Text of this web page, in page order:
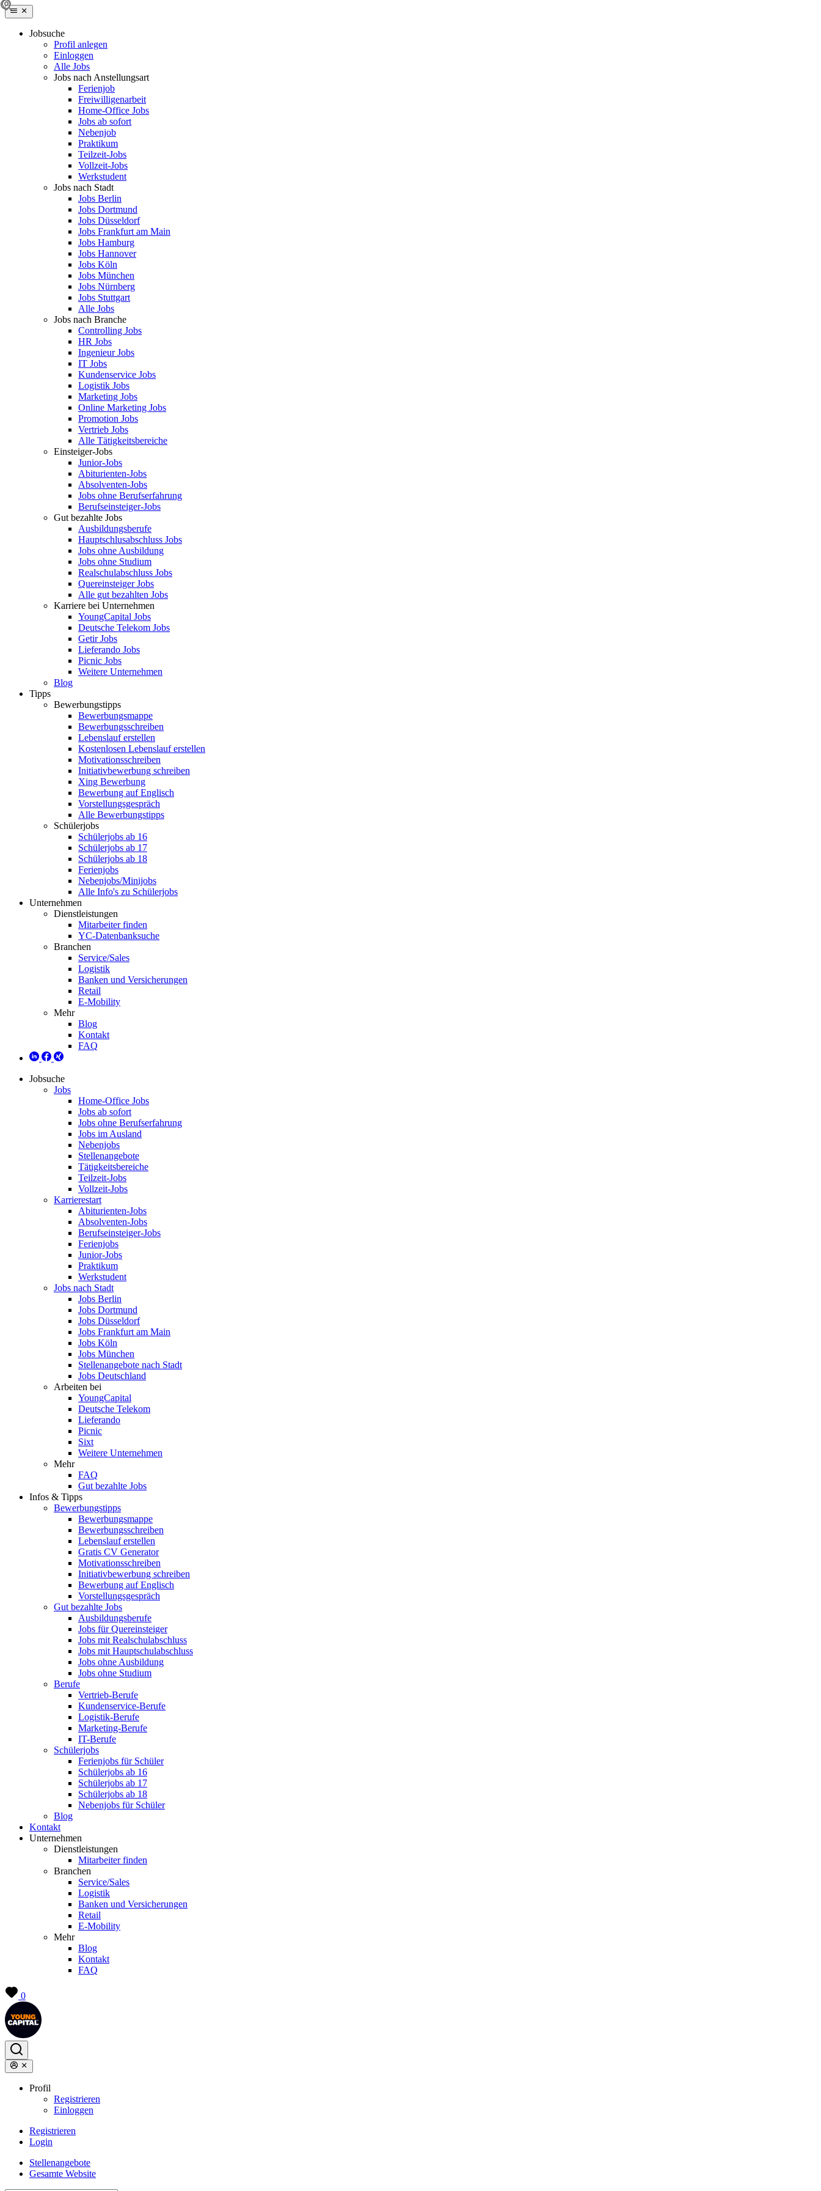
Jobsuche
Profil anlegen
Einloggen
Alle Jobs
Jobs nach Anstellungsart
Ferienjob
Freiwilligenarbeit
Home-Office Jobs
Jobs ab sofort
Nebenjob
Praktikum
Teilzeit-Jobs
Vollzeit-Jobs
Werkstudent
Jobs nach Stadt
Jobs Berlin
Jobs Dortmund
Jobs Düsseldorf
Jobs Frankfurt am Main
Jobs Hamburg
Jobs Hannover
Jobs Köln
Jobs München
Jobs Nürnberg
Jobs Stuttgart
Alle Jobs
Jobs nach Branche
Controlling Jobs
HR Jobs
Ingenieur Jobs
IT Jobs
Kundenservice Jobs
Logistik Jobs
Marketing Jobs
Online Marketing Jobs
Promotion Jobs
Vertrieb Jobs
Alle Tätigkeitsbereiche
Einsteiger-Jobs
Junior-Jobs
Abiturienten-Jobs
Absolventen-Jobs
Jobs ohne Berufserfahrung
Berufseinsteiger-Jobs
Gut bezahlte Jobs
Ausbildungsberufe
Hauptschlusabschluss Jobs
Jobs ohne Ausbildung
Jobs ohne Studium
Realschulabschluss Jobs
Quereinsteiger Jobs
Alle gut bezahlten Jobs
Karriere bei Unternehmen
YoungCapital Jobs
Deutsche Telekom Jobs
Getir Jobs
Lieferando Jobs
Picnic Jobs
Weitere Unternehmen
Blog
Tipps
Bewerbungstipps
Bewerbungsmappe
Bewerbungsschreiben
Lebenslauf erstellen
Kostenlosen Lebenslauf erstellen
Motivationsschreiben
Initiativbewerbung schreiben
Xing Bewerbung
Bewerbung auf Englisch
Vorstellungsgespräch
Alle Bewerbungstipps
Schülerjobs
Schülerjobs ab 16
Schülerjobs ab 17
Schülerjobs ab 18
Ferienjobs
Nebenjobs/Minijobs
Alle Info's zu Schülerjobs
Unternehmen
Dienstleistungen
Mitarbeiter finden
YC-Datenbanksuche
Branchen
Service/Sales
Logistik
Banken und Versicherungen
Retail
E-Mobility
Mehr
Blog
Kontakt
FAQ
Jobsuche
Jobs
Home-Office Jobs
Jobs ab sofort
Jobs ohne Berufserfahrung
Jobs im Ausland
Nebenjobs
Stellenangebote
Tätigkeitsbereiche
Teilzeit-Jobs
Vollzeit-Jobs
Karrierestart
Abiturienten-Jobs
Absolventen-Jobs
Berufseinsteiger-Jobs
Ferienjobs
Junior-Jobs
Praktikum
Werkstudent
Jobs nach Stadt
Jobs Berlin
Jobs Dortmund
Jobs Düsseldorf
Jobs Frankfurt am Main
Jobs Köln
Jobs München
Stellenangebote nach Stadt
Jobs Deutschland
Arbeiten bei
YoungCapital
Deutsche Telekom
Lieferando
Picnic
Sixt
Weitere Unternehmen
Mehr
FAQ
Gut bezahlte Jobs
Infos & Tipps
Bewerbungstipps
Bewerbungsmappe
Bewerbungsschreiben
Lebenslauf erstellen
Gratis CV Generator
Motivationsschreiben
Initiativbewerbung schreiben
Bewerbung auf Englisch
Vorstellungsgespräch
Gut bezahlte Jobs
Ausbildungsberufe
Jobs für Quereinsteiger
Jobs mit Realschulabschluss
Jobs mit Hauptschulabschluss
Jobs ohne Ausbildung
Jobs ohne Studium
Berufe
Vertrieb-Berufe
Kundenservice-Berufe
Logistik-Berufe
Marketing-Berufe
IT-Berufe
Schülerjobs
Ferienjobs für Schüler
Schülerjobs ab 16
Schülerjobs ab 17
Schülerjobs ab 18
Nebenjobs für Schüler
Blog
Kontakt
Unternehmen
Dienstleistungen
Mitarbeiter finden
Branchen
Service/Sales
Logistik
Banken und Versicherungen
Retail
E-Mobility
Mehr
Blog
Kontakt
FAQ
0
Profil
Registrieren
Einloggen
Registrieren
Login
Stellenangebote
Gesamte Website